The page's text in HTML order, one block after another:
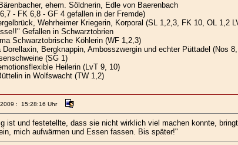
ehem. Söldnerin, Edle von Baerenbach
- FK 6,8 - GF 4 gefallen in der Fremde)
Wehrheimer Kriegerin, Korporal (SL 1,2,3, FK 10, OL
Gefallen in Schwarztobrien
Schwarztobrische Köhlerin (WF 1,2,3)
Dorellaxin, Bergknappin, Ambosszwergin und echter Püttadel (Nos
(SG 1)
Heilerin (LvT 9, 10)
in Wolfswacht (TW 1,2)
: 15:28:16 Uhr
ist und festetellte, dass sie nicht wirklich viel machen konnte,
mich aufwärmen und Essen fassen. Bis später!"